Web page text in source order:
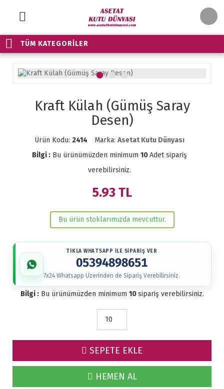
TÜM KATEGORİLER
Kraft Külah (Gümüş Saray
Desen)
Ürün Kodu: 2414 Marka: Asetat Kutu Dünyası
Bilgi : Bu ürünümüzden minimum 10Adet sipariş
verebilirsiniz.
5.93 TL
Bu ürün stoklarımızda mevcuttur.
TIKLA WHATSAPP İLE SİPARİŞ VER
05394898651
7x24 Whatsapp Üzerinden de Sipariş Verebilirsiniz.
Bilgi :Bu ürünümüzden minimum 10sipariş verebilirsiniz.
SEPETE EKLE
HEMEN AL